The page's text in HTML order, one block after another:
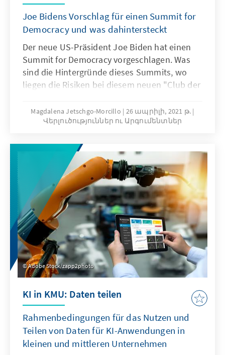
Joe Bidens Vorschlag für einen Summit for
Democracy und was dahintersteckt
Der neue US-Präsident Joe Biden hat einen
Summit for Democracy vorgeschlagen. Was
sind die Hintergründe dieses Summits, wo
liegen die Risiken bei diesem neuen "Club der
Magdalena Jetschgo-Morcillo
26 ապրիլի, 2021 թ.
Վերլուծություններ ու Արգումենտներ
Adobe Stock/zapp2photo
KI in KMU: Daten teilen
Rahmenbedingungen für das Nutzen und
Teilen von Daten für KI-Anwendungen in
kleinen und mittleren Unternehmen